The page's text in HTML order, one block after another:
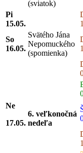
(sviatok)
Pi
15.05.
So
16.05.
Svätého Jána
Nepomuckého
(spomienka)
Ne
17.05.
6. veľkonočná
nedeľa